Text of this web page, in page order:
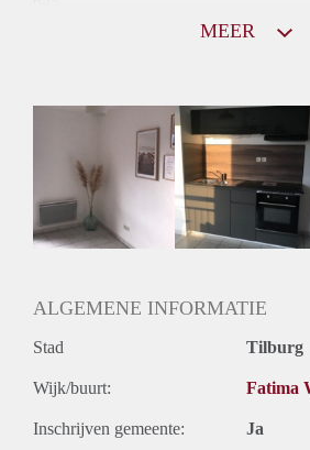
3,0 X Maandhuur Bruto
Huurtermijn
Onbepaalde termijn
Oplevering
Gestoffeerd
MEER
ALGEMENE INFORMATIE
Stad Tilburg
Wijk/buurt: Fatima
Inschrijven gemeente: Ja